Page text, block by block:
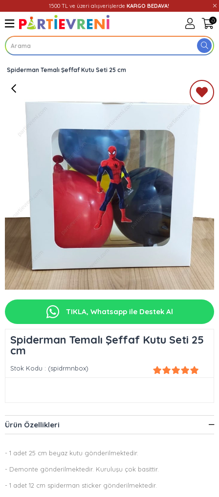
1500 TL ve üzeri alışverişlerde KARGO BEDAVA!
0
Üye Girişi Üye Ol
Spiderman Temalı Şeffaf Kutu Seti 25 cm
TIKLA, Whatsapp ile Destek Al
Spiderman Temalı Şeffaf Kutu Seti 25
cm
Stok Kodu (spidrmnbox)
Ürün Özellikleri
- 1 adet 25 cm beyaz kutu gönderilmektedir.
- Demonte gönderilmektedir. Kuruluşu çok basittir.
- 1 adet 12 cm spiderman sticker gönderilmektedir.